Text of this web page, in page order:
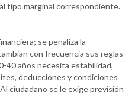
tipo marginal correspondiente.
se penaliza la
con frecuencia sus reglas
40 años necesita estabilidad,
deducciones y condiciones
ciudadano se le exige previsión